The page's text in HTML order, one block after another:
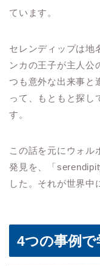
ています。
セレンディップは地
ンカの王子が主人公
つも意外な出来事と
って、もともと探し
す。
この話を元にウォル
発見を、「
した。それが世界中
4つの事例